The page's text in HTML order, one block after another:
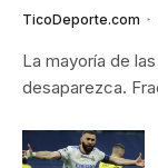
TicoDeporte.com
La mayoría de
desaparezca.